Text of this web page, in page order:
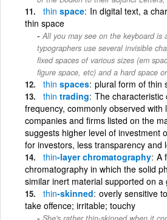
thin space In digital text, a
thin space
All you may see on the keyboard is
typographers use several invisible
fixed spaces of various sizes (em
figure space, etc) and a hard space
thin spaces plural form of thin
thin trading The characteristic
frequency, commonly observed with
companies and firms listed on the
suggests higher level of investment
for investors, less transparency and
thin-layer chromatography A
chromatography in which the solid
similar inert material supported on a
thin-skinned overly sensitive
take offence; irritable; touchy